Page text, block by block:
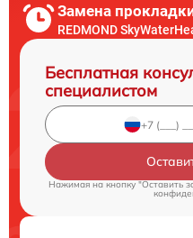
Замена
REDMOND
Бесплатная
специалистом
Нажимая на кнопку "Оставить